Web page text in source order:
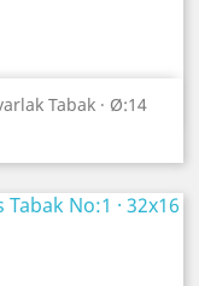
Tabak · Ø:14
view